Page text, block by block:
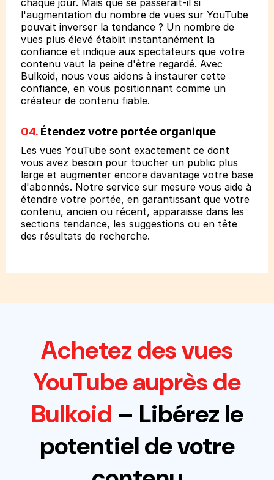
l'augmentation du nombre de vues sur YouTube
pouvait inverser la tendance ? Un nombre de
vues plus élevé établit instantanément la
confiance et indique aux spectateurs que votre
contenu vaut la peine d'être regardé. Avec
Bulkoid, nous vous aidons à instaurer cette
confiance, en vous positionnant comme un
créateur de contenu fiable.
04. Étendez votre portée organique
Les vues YouTube sont exactement ce dont
vous avez besoin pour toucher un public plus
large et augmenter encore davantage votre base
d'abonnés. Notre service sur mesure vous aide à
étendre votre portée, en garantissant que votre
contenu, ancien ou récent, apparaisse dans les
sections tendance, les suggestions ou en tête
des résultats de recherche.
Achetez des vues
YouTube auprès de
Bulkoid – Libérez le
potentiel de votre